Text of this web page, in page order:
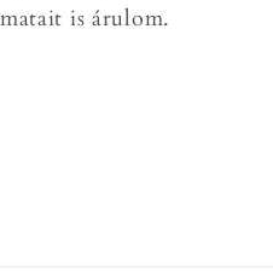
is árulom.